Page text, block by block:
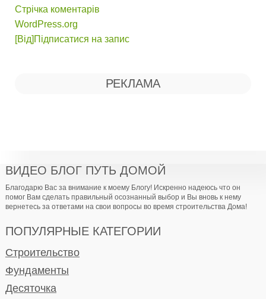
Стрічка коментарів
WordPress.org
[Від]Підписатися на запис
РЕКЛАМА
ВИДЕО БЛОГ ПУТЬ ДОМОЙ
Благодарю Вас за внимание к моему Блогу! Искренно надеюсь что он
помог Вам сделать правильный осознанный выбор и Вы вновь к нему
вернетесь за ответами на свои вопросы во время строительства Дома!
ПОПУЛЯРНЫЕ КАТЕГОРИИ
Строительство
Фундаменты
Десяточка